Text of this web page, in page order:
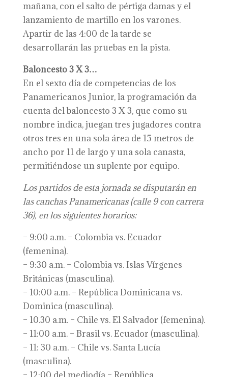
mañana, con el salto de pértiga damas y el
lanzamiento de martillo en los varones.
Apartir de las 4:00 de la tarde se
desarrollarán las pruebas en la pista.
Baloncesto 3 X 3…
En el sexto día de competencias de los
Panamericanos Junior, la programación da
cuenta del baloncesto 3 X 3, que como su
nombre indica, juegan tres jugadores contra
otros tres en una sola área de 15 metros de
ancho por 11 de largo y una sola canasta,
permitiéndose un suplente por equipo.
Los partidos de esta jornada se disputarán en
las canchas Panamericanas(calle 9 con carrera
36), en los siguientes horarios:
– 9:00 a.m. – Colombia vs. Ecuador
(femenina).
– 9:30 a.m. – Colombia vs. Islas Vírgenes
Británicas (masculina).
– 10:00 a.m. – República Dominicana vs.
Dominica (masculina).
– 10.30 a.m. – Chile vs. El Salvador (femenina).
– 11:00 a.m. – Brasil vs. Ecuador (masculina).
– 11: 30 a.m. – Chile vs. Santa Lucía
(masculina).